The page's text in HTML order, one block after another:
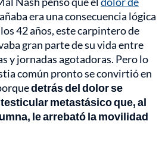
era una consecuencia lógica
42 años, este carpintero de
gran parte de su vida entre
y jornadas agotadoras. Pero lo
común pronto se convirtió en
detrás del dolor se
metastásico que, al
le arrebató la movilidad